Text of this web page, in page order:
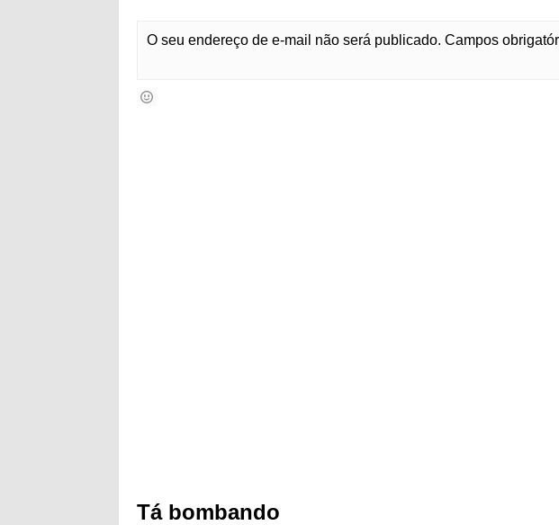
O seu endereço de e-mail não será publicado. Campos
Tá bombando